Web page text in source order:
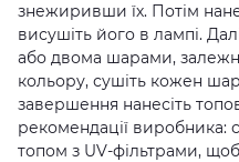
знежиривши їх. Потім
висушіть його в лампі.
або двома шарами,
кольору, сушіть кожен
завершення нанесіть
рекомендації виробника:
топом з UV-фільтрами, щоб